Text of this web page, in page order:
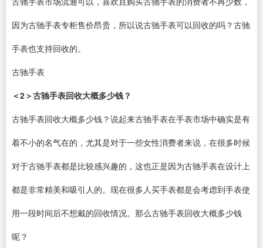
因为古驰手表专柜售价昂贵，所以说古驰手表可以回收的吗？古驰
手表也支持回收的。
古驰手表
＜2＞古驰手表回收大概多少钱？
古驰手表回收大概多少钱？说起来古驰手表在手表市场中确实是有
着不小的名气在的，尤其是对于一些女性消费者来说，在很多时候
对于古驰手表都是比较感兴趣的，这也正是因为古驰手表在设计上
都是非常精美和吸引人的。现在很多人买手表都是会考虑到手表使
用一段时间后不想戴的回收情况。那么古驰手表回收大概多少钱
呢？